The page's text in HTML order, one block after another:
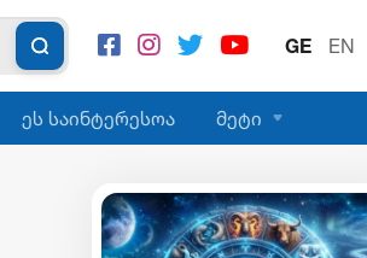
GE EN
ეს საინტერესოა მეტი